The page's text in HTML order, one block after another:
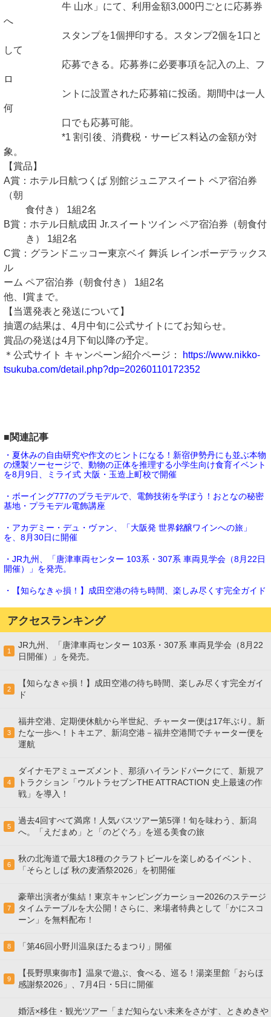
牛 山水」にて、利用金額3,000円ごとに応募券
へ
スタンプを1個押印する。スタンプ2個を1口と
して
応募できる。応募券に必要事項を記入の上、フ
ロ
ントに設置された応募箱に投函。期間中は一人
何
口でも応募可能。
*1 割引後、消費税・サービス料込の金額が対
象。
【賞品】
A賞：ホテル日航つくば 別館ジュニアスイート ペア宿泊券
（朝
食付き） 1組2名
B賞：ホテル日航成田 Jr.スイートツイン ペア宿泊券（朝食付
き） 1組2名
C賞：グランドニッコー東京ベイ 舞浜 レインボーデラックス
ル
ーム ペア宿泊券（朝食付き） 1組2名
他、I賞まで。
【当選発表と発送について】
抽選の結果は、4月中旬に公式サイトにてお知らせ。
賞品の発送は4月下旬以降の予定。
＊公式サイト キャンペーン紹介ページ：
https://www.nikko-
tsukuba.com/detail.php?dp=20260110172352
■関連記事
・夏休みの自由研究や作文のヒントになる！新宿伊勢丹にも並ぶ本物
の燻製ソーセージで、動物の正体を推理する小学生向け食育イベント
を8月9日、ミライ式 大阪・玉造上町校で開催
・ボーイング777のプラモデルで、電飾技術を学ぼう！おとなの秘密
基地・プラモデル電飾講座
・アカデミー・デュ・ヴァン、「大阪発 世界銘醸ワインへの旅」
を、8月30日に開催
・JR九州、「唐津車両センター 103系・307系 車両見学会（8月22日
開催）」を発売。
・【知らなきゃ損！】成田空港の待ち時間、楽しみ尽くす完全ガイド
アクセスランキング
1
JR九州、「唐津車両センター 103系・307系 車両見学会（8月22
日開催）」を発売。
2
【知らなきゃ損！】成田空港の待ち時間、楽しみ尽くす完全ガイ
ド
3
福井空港、定期便休航から半世紀、チャーター便は17年ぶり。新
たな一歩へ！トキエア、新潟空港－福井空港間でチャーター便を
運航
4
ダイナモアミューズメント、那須ハイランドパークにて、新規ア
トラクション「ウルトラセブンTHE ATTRACTION 史上最速の作
戦」を導入！
5
過去4回すべて満席！人気バスツアー第5弾！旬を味わう、新潟
へ。「えだまめ」と「のどぐろ」を巡る美食の旅
6
秋の北海道で最大18種のクラフトビールを楽しめるイベント、
「そらとしば 秋の麦酒祭2026」を初開催
7
豪華出演者が集結！東京キャンピングカーショー2026のステージ
タイムテーブルを大公開！さらに、来場者特典として「かにスコ
ーン」を無料配布！
8 「第46回小野川温泉ほたるまつり」開催
9
【長野県東御市】温泉で遊ぶ、食べる、巡る！湯楽里館「おらほ
感謝祭2026」、7月4日・5日に開催
婚活×移住・観光ツアー「まだ知らない未来をさがす、ときめきや